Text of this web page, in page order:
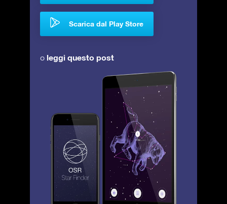
Scarica dal Play Store
o leggi questo post